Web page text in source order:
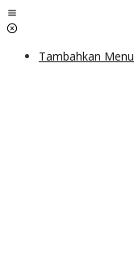
Lewati
ke
Tambahkan Menu